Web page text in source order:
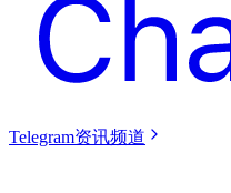
Telegram资讯频道